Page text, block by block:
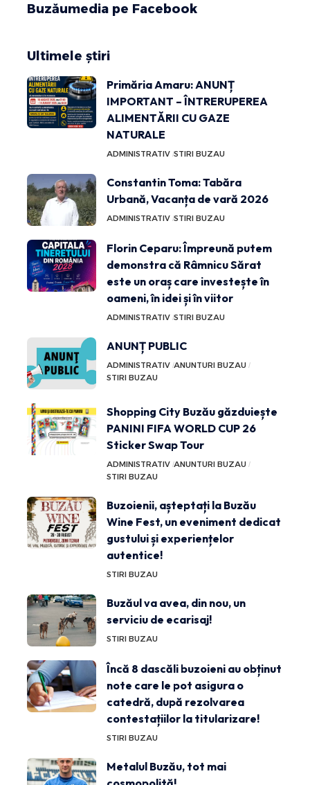
Buzăumedia pe Facebook
Ultimele știri
Primăria Amaru: ANUNȚ
IMPORTANT – ÎNTRERUPEREA
ALIMENTĂRII CU GAZE
NATURALE
ADMINISTRATIV STIRI BUZAU
Constantin Toma: Tabăra
Urbană, Vacanța de vară 2026
ADMINISTRATIV STIRI BUZAU
Florin Ceparu: Împreună putem
demonstra că Râmnicu Sărat
este un oraș care investește în
oameni, în idei și în viitor
ADMINISTRATIV STIRI BUZAU
ANUNȚ PUBLIC
ADMINISTRATIV ANUNTURI BUZAU
STIRI BUZAU
Shopping City Buzău găzduiește
PANINI FIFA WORLD CUP 26
Sticker Swap Tour
ADMINISTRATIV ANUNTURI BUZAU
STIRI BUZAU
Buzoienii, așteptați la Buzău
Wine Fest, un eveniment dedicat
gustului și experiențelor
autentice!
STIRI BUZAU
Buzăul va avea, din nou, un
serviciu de ecarisaj!
STIRI BUZAU
Încă 8 dascăli buzoieni au obținut
note care le pot asigura o
catedră, după rezolvarea
contestațiilor la titularizare!
STIRI BUZAU
Metalul Buzău, tot mai